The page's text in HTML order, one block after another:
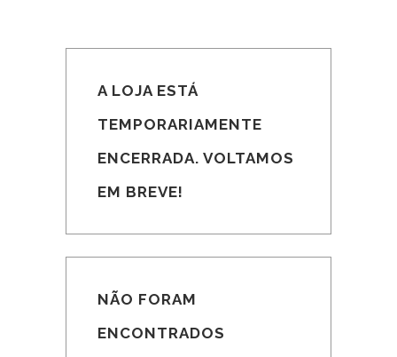
A LOJA ESTÁ
TEMPORARIAMENTE
ENCERRADA. VOLTAMOS
EM BREVE!
NÃO FORAM
ENCONTRADOS